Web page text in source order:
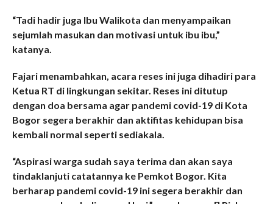
“Tadi hadir juga Ibu Walikota dan menyampaikan
sejumlah masukan dan motivasi untuk ibu ibu,”
katanya.
Fajari menambahkan, acara reses ini juga dihadiri para
Ketua RT di lingkungan sekitar. Reses ini ditutup
dengan doa bersama agar pandemi covid-19 di Kota
Bogor segera berakhir dan aktifitas kehidupan bisa
kembali normal seperti sediakala.
“Aspirasi warga sudah saya terima dan akan saya
tindaklanjuti catatannya ke Pemkot Bogor. Kita
berharap pandemi covid-19 ini segera berakhir dan